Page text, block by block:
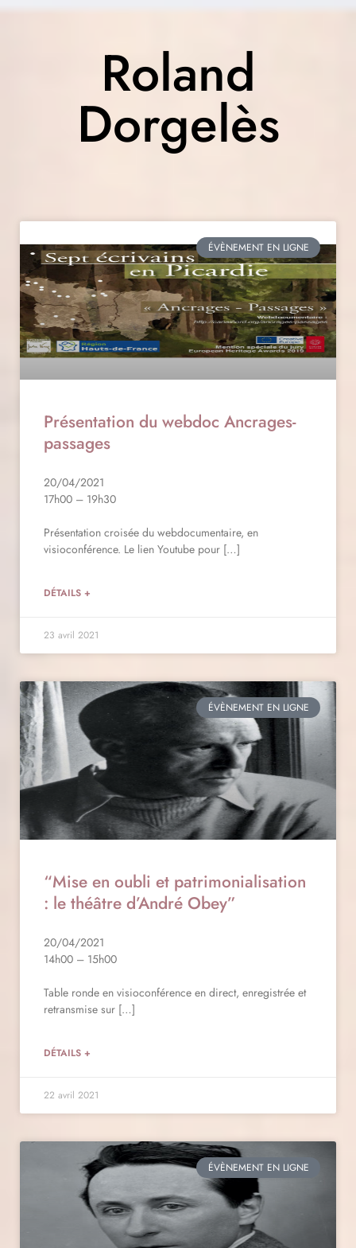
Roland
Dorgelès
ÉVÈNEMENT EN LIGNE
Présentation du webdoc Ancrages-
passages
20/04/2021
17h00 – 19h30
Présentation croisée du webdocumentaire, en
visioconférence. Le lien Youtube pour […]
DÉTAILS +
23 avril 2021
ÉVÈNEMENT EN LIGNE
“Mise en oubli et patrimonialisation
: le théâtre d’André Obey”
20/04/2021
14h00 – 15h00
Table ronde en visioconférence en direct, enregistrée et
retransmise sur […]
DÉTAILS +
22 avril 2021
ÉVÈNEMENT EN LIGNE